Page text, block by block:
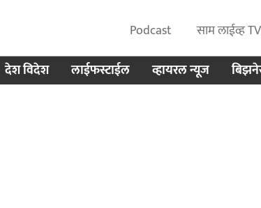
Podcast साम लाईव्ह TV
देश विदेश लाईफस्टाईल व्हायरल न्यूज